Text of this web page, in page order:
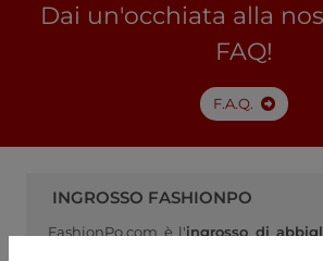
Dai un'occhiata alla
FAQ!
F.A.Q.
INGROSSO FASHIONPO
FashionPo.com è l'ingrosso di